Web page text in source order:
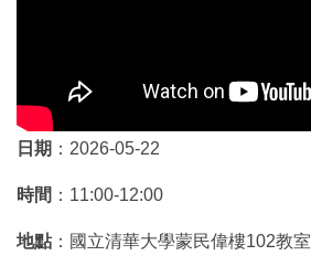
日期 ：2026-05-22
時間 ：11:00-12:00
地點 ：國立清華大學蒙民偉樓102教室